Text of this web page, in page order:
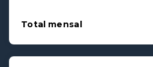
Total mensal